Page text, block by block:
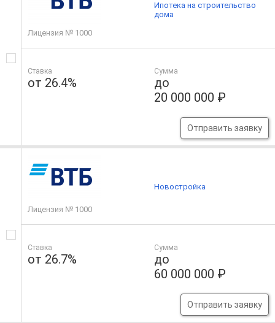
Лицензия № 1000
Ставка
от 26.4%
Сумма
до
20 000 000 ₽
Отправить заявку
Ипотека на строительство
дома
Лицензия № 1000
Ставка
от 26.7%
Сумма
до
60 000 000 ₽
Отправить заявку
Новостройка